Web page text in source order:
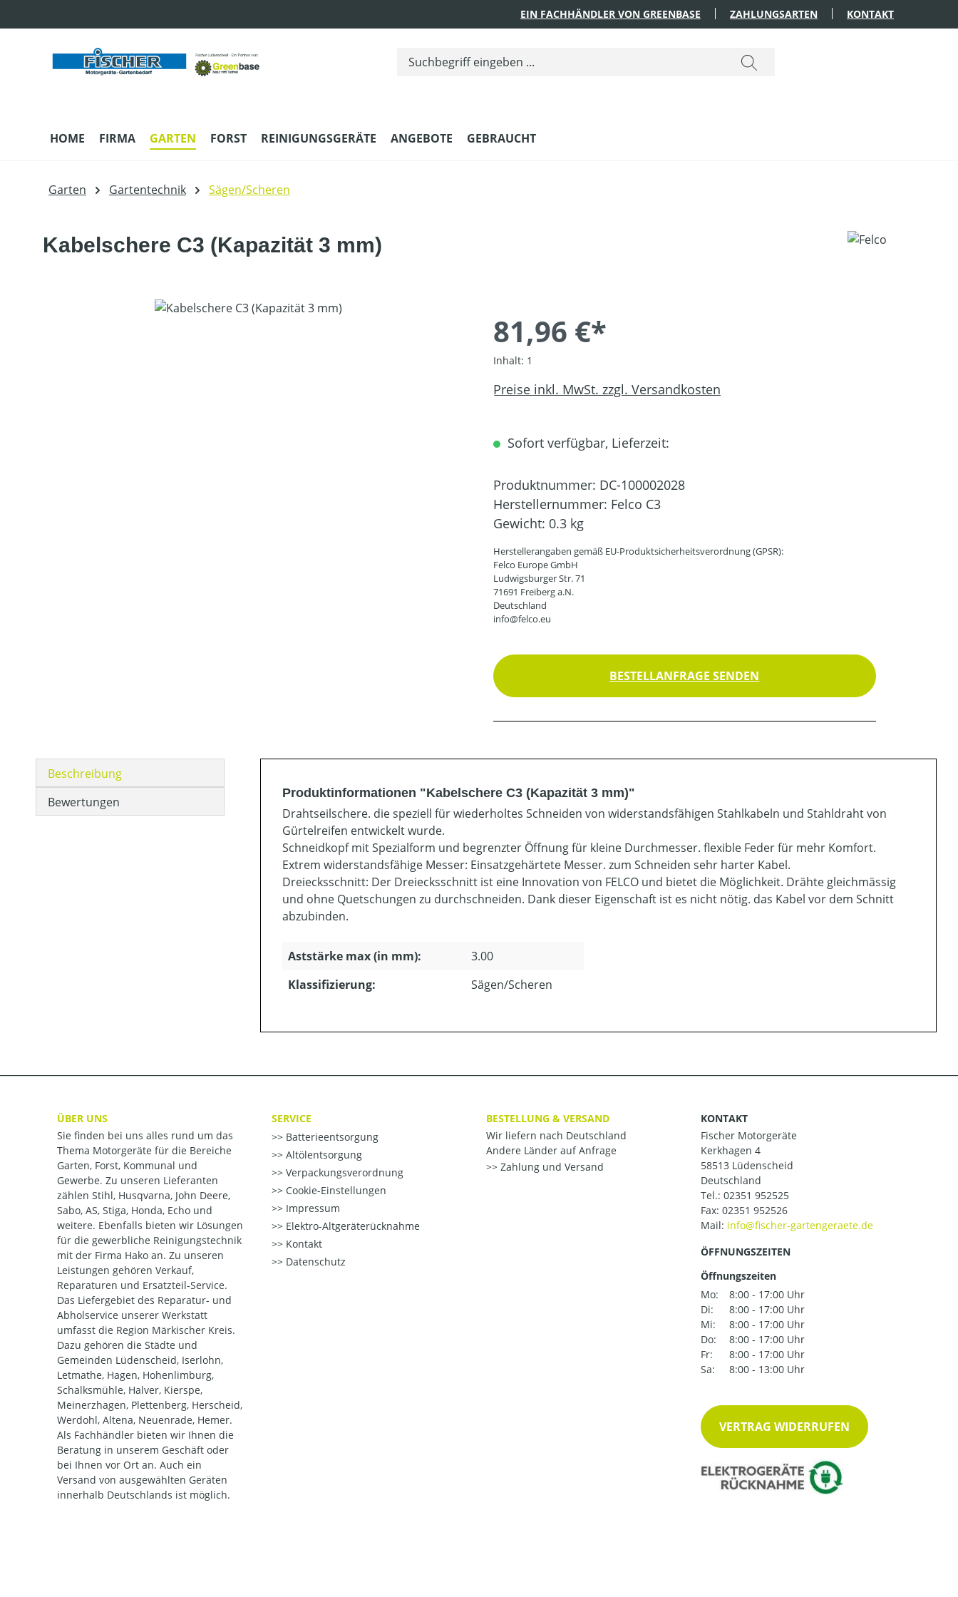
EIN FACHHÄNDLER VON GREENBASE ZAHLUNGSARTEN KONTAKT
HOME FIRMA GARTEN FORST REINIGUNGSGERÄTE ANGEBOTE GEBRAUCHT
Garten Gartentechnik Sägen/Scheren
Kabelschere C3 (Kapazität 3 mm)
Bildergalerie überspringen
81,96 €*
Inhalt: 1
Preise inkl. MwSt. zzgl. Versandkosten
Sofort verfügbar, Lieferzeit:
Produktnummer: DC-100002028
Herstellernummer: Felco C3
Gewicht: 0.3 kg
Herstellerangaben gemäß EU-Produktsicherheitsverordnung (GPSR):
Felco Europe GmbH
Ludwigsburger Str. 71
71691 Freiberg a.N.
Deutschland
info@felco.eu
BESTELLANFRAGE SENDEN
Beschreibung
Bewertungen
Produktinformationen "Kabelschere C3 (Kapazität 3 mm)"
Drahtseilschere. die speziell für wiederholtes Schneiden von widerstandsfähigen Stahlkabeln und Stahldraht von
Gürtelreifen entwickelt wurde.
Schneidkopf mit Spezialform und begrenzter Öffnung für kleine Durchmesser. flexible Feder für mehr Komfort.
Extrem widerstandsfähige Messer: Einsatzgehärtete Messer. zum Schneiden sehr harter Kabel.
Dreiecksschnitt: Der Dreiecksschnitt ist eine Innovation von FELCO und bietet die Möglichkeit. Drähte gleichmässig
und ohne Quetschungen zu durchschneiden. Dank dieser Eigenschaft ist es nicht nötig. das Kabel vor dem Schnitt
abzubinden.
Aststärke max (in mm):
3.00
Klassifizierung:
Sägen/Scheren
ÜBER UNS
Sie finden bei uns alles rund um das
Thema Motorgeräte für die Bereiche
Garten, Forst, Kommunal und
Gewerbe. Zu unseren Lieferanten
zählen Stihl, Husqvarna, John Deere,
Sabo, AS, Stiga, Honda, Echo und
weitere. Ebenfalls bieten wir Lösungen
für die gewerbliche Reinigungstechnik
mit der Firma Hako an. Zu unseren
Leistungen gehören Verkauf,
Reparaturen und Ersatzteil-Service.
Das Liefergebiet des Reparatur- und
Abholservice unserer Werkstatt
umfasst die Region Märkischer Kreis.
Dazu gehören die Städte und
Gemeinden Lüdenscheid, Iserlohn,
Letmathe, Hagen, Hohenlimburg,
Schalksmühle, Halver, Kierspe,
Meinerzhagen, Plettenberg, Herscheid,
Werdohl, Altena, Neuenrade, Hemer.
Als Fachhändler bieten wir Ihnen die
Beratung in unserem Geschäft oder
bei Ihnen vor Ort an. Auch ein
Versand von ausgewählten Geräten
innerhalb Deutschlands ist möglich.
SERVICE
Batterieentsorgung
Altölentsorgung
Verpackungsverordnung
Cookie-Einstellungen
Impressum
Elektro-Altgeräterücknahme
Kontakt
Datenschutz
BESTELLUNG & VERSAND
Wir liefern nach Deutschland
Andere Länder auf Anfrage
Zahlung und Versand
KONTAKT
Fischer Motorgeräte
Kerkhagen 4
58513 Lüdenscheid
Deutschland
Tel.: 02351 952525
Fax: 02351 952526
Mail:
ÖFFNUNGSZEITEN
Öffnungszeiten
Mo:
8:00 - 17:00 Uhr
Di:
8:00 - 17:00 Uhr
Mi:
8:00 - 17:00 Uhr
Do:
8:00 - 17:00 Uhr
Fr:
8:00 - 17:00 Uhr
Sa:
8:00 - 13:00 Uhr
VERTRAG WIDERRUFEN